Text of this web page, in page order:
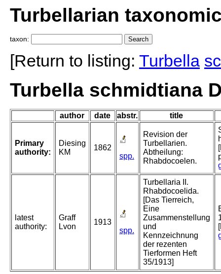
Turbellarian
taxon:
[Return to listing: Turbella
Turbella schmidtiana
author date abstr. title
Primary
authority:
Diesing
KM
1862
spp.
Revision der
Turbellarien.
Abtheilung:
Rhabdocoelen.
latest
authority:
Graff
Lvon
1913
spp.
Turbellaria II.
Rhabdocoelida.
[Das Tierreich,
Eine
Zusammenstellung
und
Kennzeichnung
der rezenten
Tierformen Heft
35/1913]